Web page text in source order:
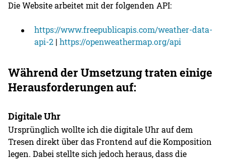
Die Website arbeitet mit der folgenden API:
https://www.freepublicapis.com/weather-data-
api-2 |https://openweathermap.org/api
Während der Umsetzung traten einige
Herausforderungen auf:
Digitale Uhr
Ursprünglich wollte ich die digitale Uhr auf dem
Tresen direkt über das Frontend auf die Komposition
legen. Dabei stellte sich jedoch heraus, dass die